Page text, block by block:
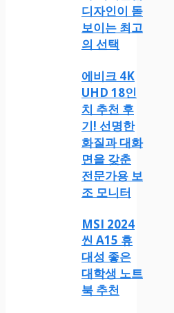
디자인이 돋
보이는 최고
의 선택
에비크 4K
UHD 18인
치 추천 후
기! 선명한
화질과 대화
면을 갖춘
전문가용 보
조 모니터
MSI 2024
씬 A15 휴
대성 좋은
대학생 노트
북 추천